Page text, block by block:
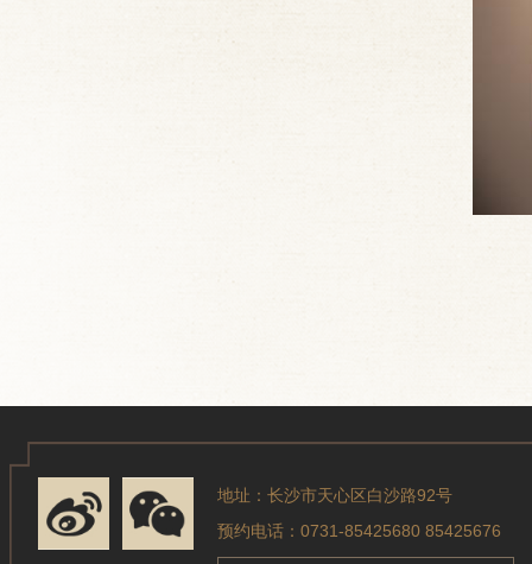
地址：长沙市天心区白沙路92号
预约电话：0731-85425680 85425676